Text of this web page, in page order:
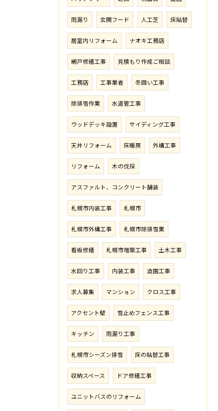
雨漏り 玄関フード 人工芝 床貼替
居室内リフォーム ナオキ工務店
網戸修繕工事 見積もり作成ご相談
工務店 工事業者 冬囲い工事
除排雪作業 水道管工事
ウッドデッキ設置 サイディング工事
天井リフォーム 床暖房 外構工事
リフォーム 木の伐採
アスファルト、コンクリート舗装
札幌市内装工事 札幌市
札幌市外構工事 札幌市除排雪業
看板修繕 札幌市増築工事 土木工事
水回り工事 内装工事 造園工事
求人募集 マンション クロス工事
アクセント壁 雪止めフェンス工事
キッチン 雨漏り工事
札幌市シーズン排雪 床の貼替工事
収納スペース ドア修繕工事
ユニットバスのリフォーム